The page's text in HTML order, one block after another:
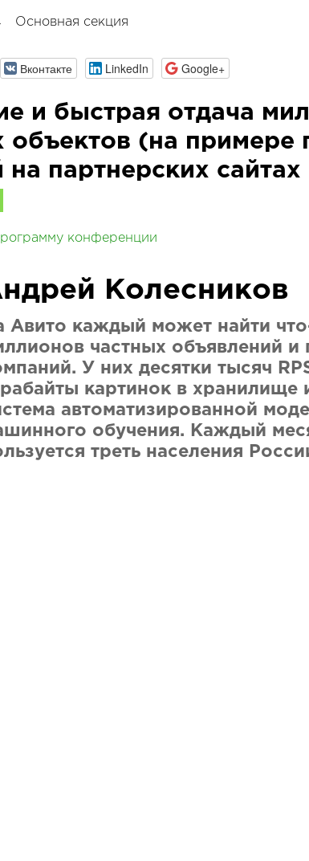
Основная секция
Вконтакте LinkedIn Google+
и быстрая отдача
объектов (на примере
партнерских сайтах
конференции
Колесников
Авито каждый может найти
частных объявлений и
У них десятки тысяч
картинок в хранилище
автоматизированной
обучения. Каждый
треть населения